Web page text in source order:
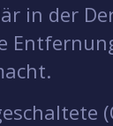
in der